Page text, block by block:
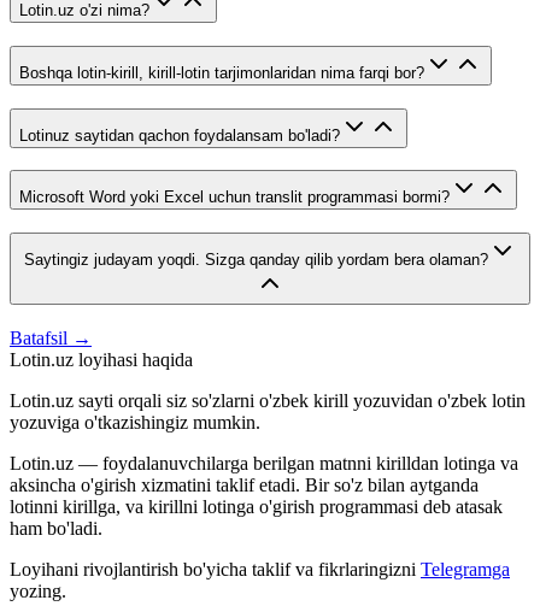
Lotin.uz o'zi nima?
Boshqa lotin-kirill, kirill-lotin tarjimonlaridan nima farqi bor?
Lotinuz saytidan qachon foydalansam bo'ladi?
Microsoft Word yoki Excel uchun translit programmasi bormi?
Saytingiz judayam yoqdi. Sizga qanday qilib yordam bera olaman?
Batafsil →
Lotin.uz loyihasi haqida
Lotin.uz sayti orqali siz so'zlarni o'zbek kirill yozuvidan o'zbek lotin
yozuviga o'tkazishingiz mumkin.
Lotin.uz — foydalanuvchilarga berilgan matnni kirilldan lotinga va
aksincha o'girish xizmatini taklif etadi. Bir so'z bilan aytganda
lotinni kirillga, va kirillni lotinga o'girish programmasi deb atasak
ham bo'ladi.
Loyihani rivojlantirish bo'yicha taklif va fikrlaringizni Telegramga
yozing.